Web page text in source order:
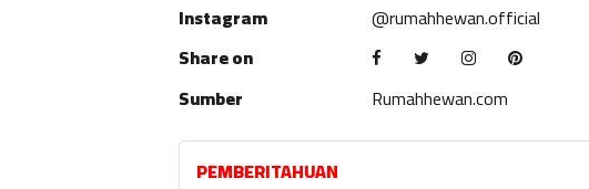
Instagram
@rumahhewan.official
Share on
Sumber
Rumahhewan.com
PEMBERITAHUAN